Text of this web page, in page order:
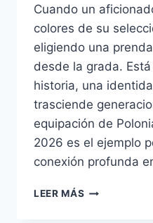
Cuando un
colores de su
eligiendo una
desde la grada.
historia, una
trasciende
equipación de
2026 es el ejemplo
conexión profunda
LEER MÁS EL